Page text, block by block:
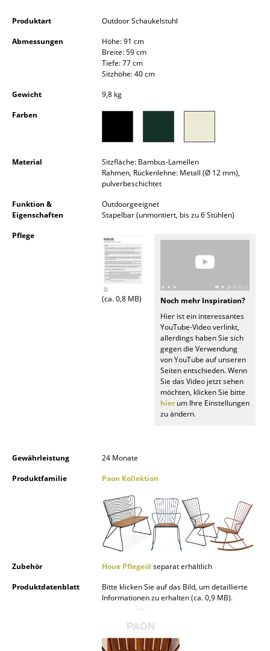
TV Möbel
Beistell- & Rollcontainer
Garderoben
... alle Aufbewahrungsmöbel
Licht
Hängeleuchten & Deckenleuchten
Schreibtischleuchten
Stehleuchten & Leseleuchten
Nachttische & Bettzubehör
... alle Betten
Produktart
Outdoor Schaukelstuhl
Abmessungen
Höhe: 91 cm
Breite: 59 cm
Tiefe: 77 cm
Sitzhöhe: 40 cm
Gewicht
9,8 kg
Farben
Material
Sitzfläche: Bambus-Lamellen
Rahmen, Rückenlehne: Metall (Ø 12 mm),
pulverbeschichtet
Funktion &
Eigenschaften
Outdoorgeeignet
Stapelbar (unmontiert, bis zu 6 Stühlen)
Pflege
(ca. 0,8 MB)
Noch mehr Inspiration?
Hier ist ein interessantes
YouTube-Video verlinkt,
allerdings haben Sie sich
gegen die Verwendung
von YouTube auf unseren
Seiten entschieden. Wenn
Sie das Video jetzt sehen
möchten, klicken Sie bitte
hierum Ihre Einstellungen
zu ändern.
Gewährleistung
24 Monate
Produktfamilie
Paon Kollektion
Zubehör Houe Pflegeöl separat erhältlich
Produktdatenblatt
Bitte klicken Sie auf das Bild, um detaillierte
Informationen zu erhalten (ca. 0,9 MB).